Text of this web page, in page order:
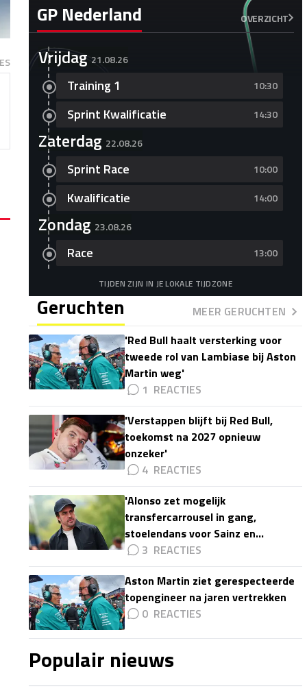
GP Nederland OVERZICHT
Vrijdag 21.08.26
Training 1 10:30
Sprint Kwalificatie 14:30
Zaterdag 22.08.26
Sprint Race 10:00
Kwalificatie 14:00
Zondag 23.08.26
Race 13:00
TIJDEN ZIJN IN JE LOKALE TIJDZONE
Geruchten
MEER GERUCHTEN
'Red Bull haalt versterking voor
tweede rol van Lambiase bij Aston
Martin weg'
1
'Verstappen blijft bij Red Bull,
toekomst na 2027 opnieuw
onzeker'
4
'Alonso zet mogelijk
transfercarrousel in gang,
stoelendans voor Sainz en
Colapinto'
3
Aston Martin ziet gerespecteerde
topengineer na jaren vertrekken
0
Populair nieuws